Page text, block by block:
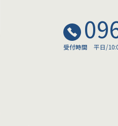
受付時間 平日/